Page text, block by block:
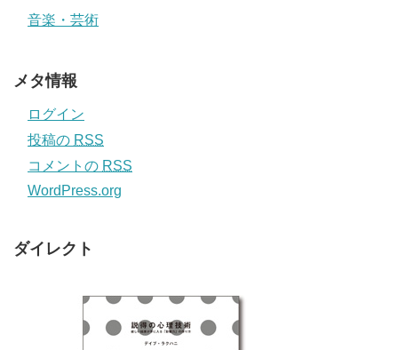
音楽・芸術
メタ情報
ログイン
投稿の RSS
コメントの RSS
WordPress.org
ダイレクト